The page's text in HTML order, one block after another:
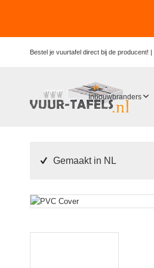
Bestel je vuurtafel direct bij de producent! |
Inbouwbranders
Gemaakt in NL